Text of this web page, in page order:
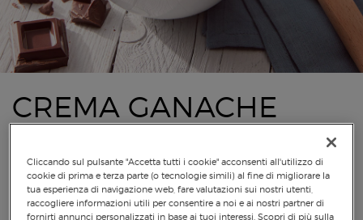
CREMA GANACHE
FONDENTE
Cliccando sul pulsante "Accetta tutti i cookie" acconsenti all'utilizzo di
cookie di prima e terza parte (o tecnologie simili) al fine di migliorare la
tua esperienza di navigazione web, fare valutazioni sui nostri utenti,
raccogliere informazioni utili per consentire a noi e ai nostri partner di
fornirti annunci personalizzati in base ai tuoi interessi. Scopri di più sulla